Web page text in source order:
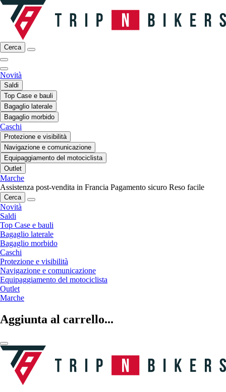
Cerca
Novità
Saldi
Top Case e bauli
Bagaglio laterale
Bagaglio morbido
Caschi
Protezione e visibilità
Navigazione e comunicazione
Equipaggiamento del motociclista
Outlet
Marche
Assistenza post-vendita in Francia Pagamento sicuro Reso facile
Cerca
Novità
Saldi
Top Case e bauli
Bagaglio laterale
Bagaglio morbido
Caschi
Protezione e visibilità
Navigazione e comunicazione
Equipaggiamento del motociclista
Outlet
Marche
Aggiunta al carrello...